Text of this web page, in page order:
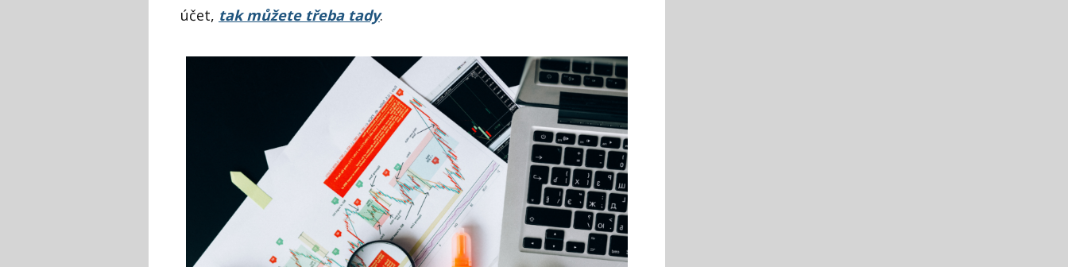
účet, tak můžete třeba tady.